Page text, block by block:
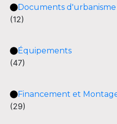
Documents d'urbanisme
(12)
Équipements
(47)
Financement et
(29)